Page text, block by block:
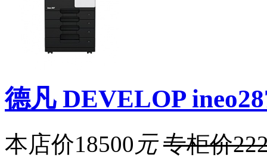
德凡 DEVELOP
本店价18500 元 专柜价